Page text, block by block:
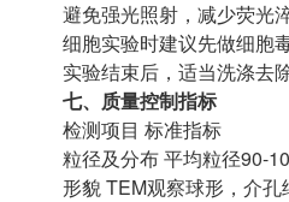
避免强光照射，减少荧光
细胞实验时建议先做细胞
实验结束后，适当洗涤去
七、质量控制指标
检测项目 标准指标
粒径及分布 平均粒径90-
形貌 TEM观察球形，介孔